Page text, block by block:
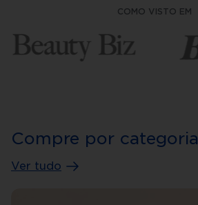
COMO VISTO EM
Compre por categoria
Ver tudo